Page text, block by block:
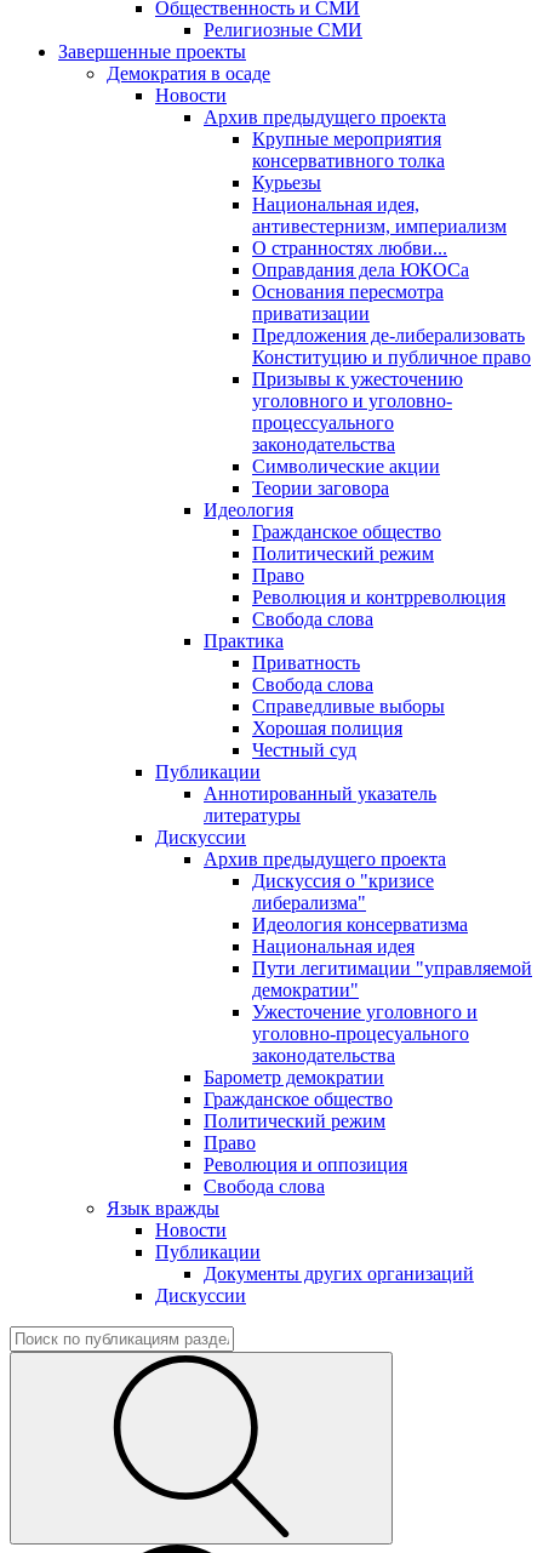
Общественность и СМИ
Религиозные СМИ
Завершенные проекты
Демократия в осаде
Новости
Архив предыдущего проекта
Крупные мероприятия
консервативного толка
Курьезы
Национальная идея,
антивестернизм, империализм
О странностях любви...
Оправдания дела ЮКОСа
Основания пересмотра
приватизации
Предложения де-либерализовать
Конституцию и публичное право
Призывы к ужесточению
уголовного и уголовно-
процессуального
законодательства
Символические акции
Теории заговора
Идеология
Гражданское общество
Политический режим
Право
Революция и контрреволюция
Свобода слова
Практика
Приватность
Свобода слова
Справедливые выборы
Хорошая полиция
Честный суд
Публикации
Аннотированный указатель
литературы
Дискуссии
Архив предыдущего проекта
Дискуссия о "кризисе
либерализма"
Идеология консерватизма
Национальная идея
Пути легитимации "управляемой
демократии"
Ужесточение уголовного и
уголовно-процесуального
законодательства
Барометр демократии
Гражданское общество
Политический режим
Право
Революция и оппозиция
Свобода слова
Язык вражды
Новости
Публикации
Документы других организаций
Дискуссии